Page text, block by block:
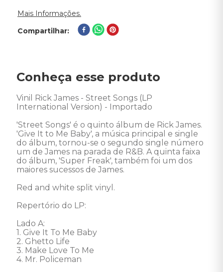
Mais Informações.
Compartilhar
Conheça esse produto
Vinil Rick James - Street Songs (LP
International Version) - Importado
'Street Songs' é o quinto álbum de Rick James.
'Give It to Me Baby', a música principal e single
do álbum, tornou-se o segundo single número
um de James na parada de R&B. A quinta faixa
do álbum, 'Super Freak', também foi um dos
maiores sucessos de James.
Red and white split vinyl.
Repertório do LP:
Lado A:
1. Give It To Me Baby
2. Ghetto Life
3. Make Love To Me
4. Mr. Policeman